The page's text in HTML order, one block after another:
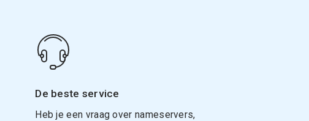
De beste service
Heb je een vraag over nameservers,